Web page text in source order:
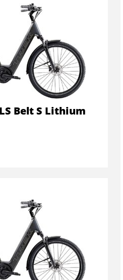
Belt S Lithium